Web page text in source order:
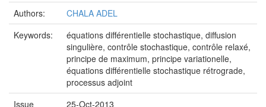
Authors:
CHALA ADEL
Keywords:
équations différentielle stochastique, diffusion
singulière, contrôle stochastique, contrôle relaxé,
principe de maximum, principe variationelle,
équations différentielle stochastique rétrograde,
processus adjoint
Issue
25-Oct-2013